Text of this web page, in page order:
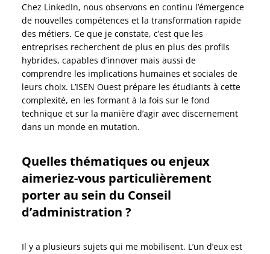
Chez LinkedIn, nous observons en continu l’émergence
de nouvelles compétences et la transformation rapide
des métiers. Ce que je constate, c’est que les
entreprises recherchent de plus en plus des profils
hybrides, capables d’innover mais aussi de
comprendre les implications humaines et sociales de
leurs choix. L’ISEN Ouest prépare les étudiants à cette
complexité, en les formant à la fois sur le fond
technique et sur la manière d’agir avec discernement
dans un monde en mutation.
Quelles thématiques ou enjeux
aimeriez-vous particulièrement
porter au sein du Conseil
d’administration ?
Il y a plusieurs sujets qui me mobilisent. L’un d’eux est